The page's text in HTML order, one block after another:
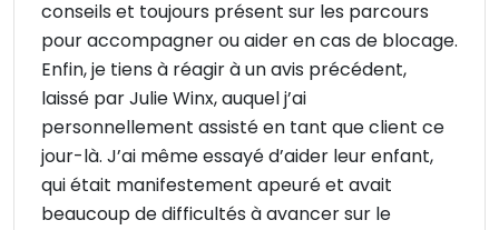
conseils et toujours présent sur les parcours
pour accompagner ou aider en cas de blocage.
Enfin, je tiens à réagir à un avis précédent,
laissé par Julie Winx, auquel j’ai
personnellement assisté en tant que client ce
jour-là. J’ai même essayé d’aider leur enfant,
qui était manifestement apeuré et avait
beaucoup de difficultés à avancer sur le